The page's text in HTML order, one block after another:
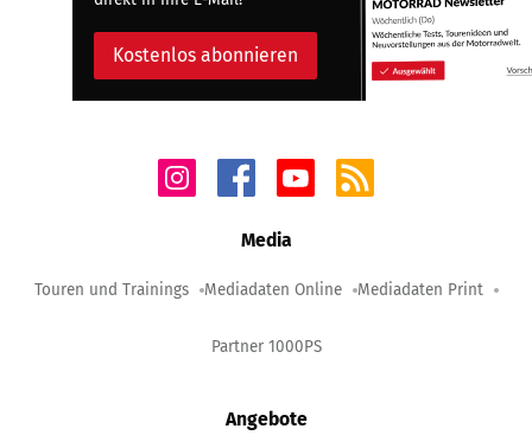
Kostenlos abonnieren
Media
Touren und Trainings Mediadaten Online Mediadaten Print
Partner 1000PS
Angebote